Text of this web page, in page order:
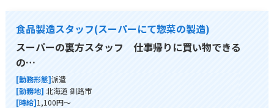
食品製造スタッフ(スーパーにて惣菜の製造)
スーパーの裏方スタッフ 仕事帰りに買い物できる
の…
[勤務形態]派遣
[勤務地] 北海道 釧路市
[時給]1,100円～